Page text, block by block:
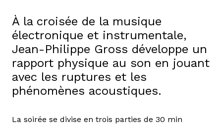
À la croisée de la musique
électronique et instrumentale,
Jean-Philippe Gross développe un
rapport physique au son en jouant
avec les ruptures et les
phénomènes acoustiques.
La soirée se divise en trois parties de 30 min